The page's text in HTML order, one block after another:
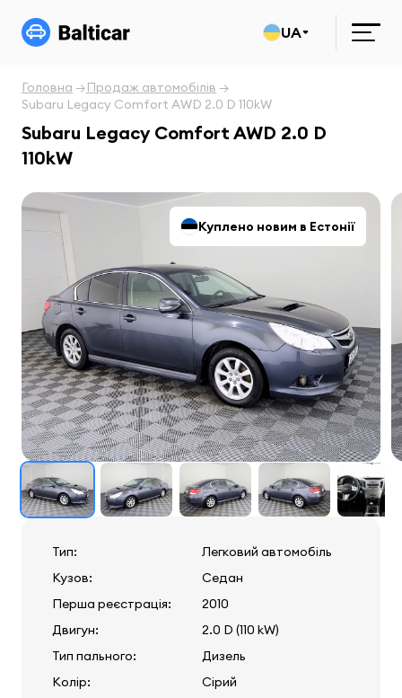
UA
Головна
Продаж автомобілів
Subaru Legacy Comfort AWD 2.0 D 110kW
Subaru Legacy Comfort AWD 2.0 D
110kW
Тип:
Легковий автомобіль
Кузов:
Седан
Перша реєстрація:
2010
Двигун:
2.0 D (110 kW)
Тип пального:
Дизель
Колір:
Сірий
Куплено новим в Естонії